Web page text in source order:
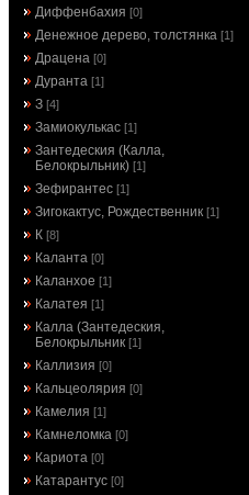
Диффенбахия [0]
Денежное дерево, толстянка [1]
Драцена [0]
Дуранта [1]
З [4]
Замиокулькас [1]
Зантедеския (Калла,
Белокрыльник) [1]
Зефирантес [1]
Зигокактус, Рождественник [1]
К [8]
Каланта [0]
Каланхое [1]
Калатея [1]
Калла (Зантедеския,
Белокрыльник [1]
Каллизия [0]
Кальцеолярия [0]
Камелия [1]
Камнеломка [0]
Кариота [0]
Катарантус [0]